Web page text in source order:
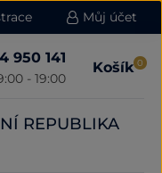
Můj účet
950 141
- 19:00
Košík 0
REPUBLIKA